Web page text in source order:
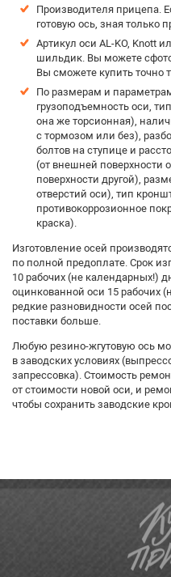
Производителя прицепа.
готовую ось, зная только
Артикул оси AL-KO, Knott
шильдик. Вы можете
Вы сможете купить точно
По размерам и
грузоподъемность оси,
она же торсионная),
с тормозом или без),
болтов на ступице и
(от внешней поверхности
поверхности другой),
отверстий оси), тип
противокоррозионное
краска).
Изготовление осей
по полной предоплате. Срок
10 рабочих (не календарных!)
оцинкованной оси 15 рабочих
редкие разновидности осей
поставки больше.
Любую резино-жгутовую ось
в заводских условиях
запрессовка). Стоимость
от стоимости новой оси, и
чтобы сохранить заводские